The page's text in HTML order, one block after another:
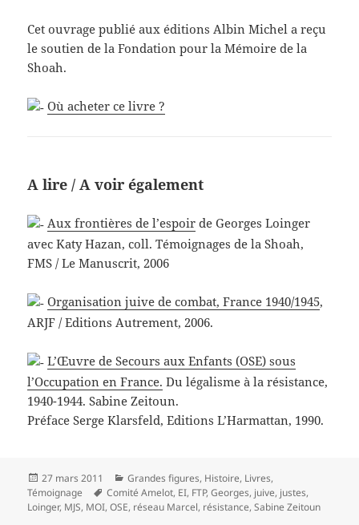
Cet ouvrage publié aux éditions Albin Michel a reçu
le soutien de la Fondation pour la Mémoire de la
Shoah.
Où acheter ce livre ?
A lire / A voir également
Aux frontières de l’espoir de Georges Loinger
avec Katy Hazan, coll. Témoignages de la Shoah,
FMS / Le Manuscrit, 2006
Organisation juive de combat, France 1940/1945,
ARJF / Editions Autrement, 2006.
L’Œuvre de Secours aux Enfants (OSE) sous
l’Occupation en France. Du légalisme à la résistance,
1940-1944. Sabine Zeitoun.
Préface Serge Klarsfeld, Editions L’Harmattan, 1990.
Publié
le
27 mars 2011 Catégories
Grandes figures, Histoire, Livres,
Témoignage
Mots-
clés
Comité Amelot, EI, FTP,Georges, juive, justes,
Loinger, MJS, MOI,OSE, réseau Marcel, résistance,Sabine Zeitoun